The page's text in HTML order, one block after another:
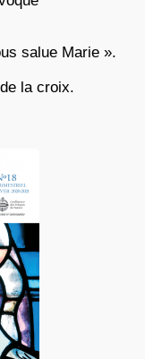
salue Marie ».
la croix.